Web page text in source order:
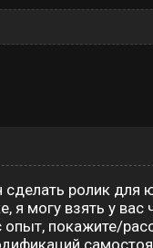
ролик для
я могу взять у вас
покажите/